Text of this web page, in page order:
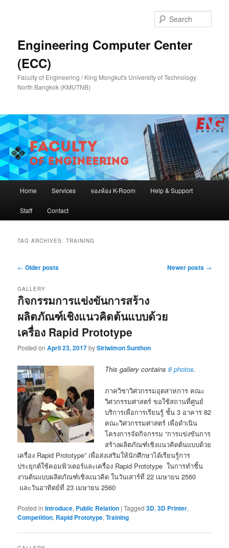
Engineering Computer Center
(ECC)
Faculty of Engineering / King Mongkut's University of Technology
North Bangkok (KMUTNB)
Home Services จองห้อง K-Room Help & Support
Staff Contact
TAG ARCHIVES:TRAINING
Post
← Older posts Newer posts →
กิจกรรมการแข่งขันการสร้าง
ผลิตภัณฑ์เชิงแนวคิดต้นแบบด้วย
เครื่อง Rapid Prototype
GALLERY
Posted onApril 23, 2017bySiriwimon Sunthon
This gallery contains6 photos.
ภาควิชาวิศวกรรมอุตสาหการ คณะ
วิศวกรรมศาสตร์ ขอใช้สถานที่ศูนย์
บริการเพื่อการเรียนรู้ ชั้น 3 อาคาร 82
คณะวิศวกรรมศาสตร์ เพื่อดำเนิน
โครงการจัดกิจกรรม “การแข่งขันการ
สร้างผลิตภัณฑ์เชิงแนวคิดต้นแบบด้วย
เครื่อง Rapid Prototype” เพื่อส่งเสริมให้นักศึกษาได้เรียนรู้การ
ประยุกต์ใช้คอมพิวเตอร์และเครื่อง Rapid Prototype ในการทำชิ้น
งานต้นแบบผลิตภัณฑ์เชิงแนวคิด ในวันเสาร์ที่ 22 เมษายน 2560
และวันอาทิตย์ที่ 23 เมษายน 2560
Posted in Introduce, Public Relation |Tagged 3D,3D Printer,
Competition, Rapid Prototype,Training